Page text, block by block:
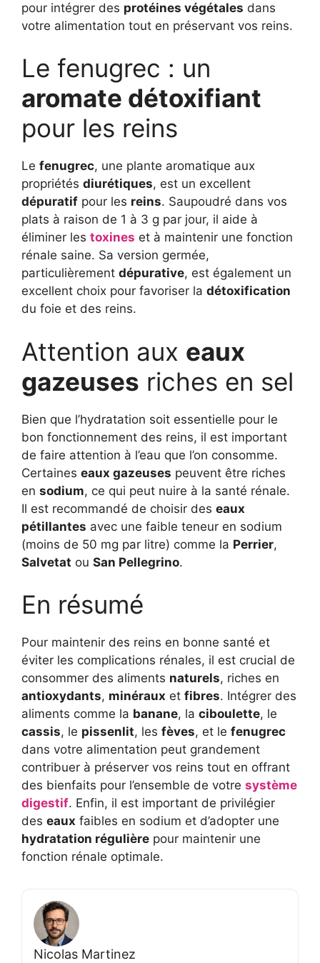
pour intégrer des protéines végétales dans
votre alimentation tout en préservant vos reins.
Le fenugrec : un
aromate détoxifiant
pour les reins
Le fenugrec, une plante aromatique aux
propriétés diurétiques, est un excellent
dépuratif pour les reins. Saupoudré dans vos
plats à raison de 1 à 3 g par jour, il aide à
éliminer les toxines et à maintenir une fonction
rénale saine. Sa version germée,
particulièrement dépurative, est également un
excellent choix pour favoriser la détoxification
du foie et des reins.
Attention aux eaux
gazeuses riches en sel
Bien que l’hydratation soit essentielle pour le
bon fonctionnement des reins, il est important
de faire attention à l’eau que l’on consomme.
Certaines eaux gazeuses peuvent être riches
en sodium, ce qui peut nuire à la santé rénale.
Il est recommandé de choisir des eaux
pétillantes avec une faible teneur en sodium
(moins de 50 mg par litre) comme la Perrier,
Salvetat ou San Pellegrino.
En résumé
Pour maintenir des reins en bonne santé et
éviter les complications rénales, il est crucial de
consommer des aliments naturels, riches en
antioxydants, minéraux et fibres. Intégrer des
aliments comme la banane, la ciboulette, le
cassis, le pissenlit, les fèves, et le fenugrec
dans votre alimentation peut grandement
contribuer à préserver vos reins tout en offrant
des bienfaits pour l’ensemble de votre système
digestif. Enfin, il est important de privilégier
des eaux faibles en sodium et d’adopter une
hydratation régulière pour maintenir une
fonction rénale optimale.
Nicolas Martinez